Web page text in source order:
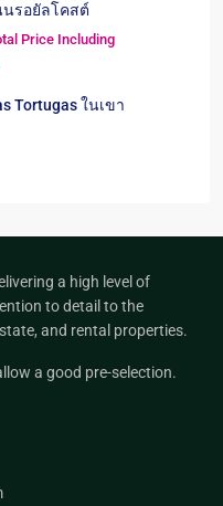
รอยัลโคสต์
Price Including
Tortugas ในเขา
a high level of
to detail to the
and rental properties.
a good pre-selection.